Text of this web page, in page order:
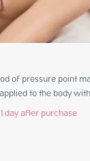
of pressure point
to the body
day after purchase